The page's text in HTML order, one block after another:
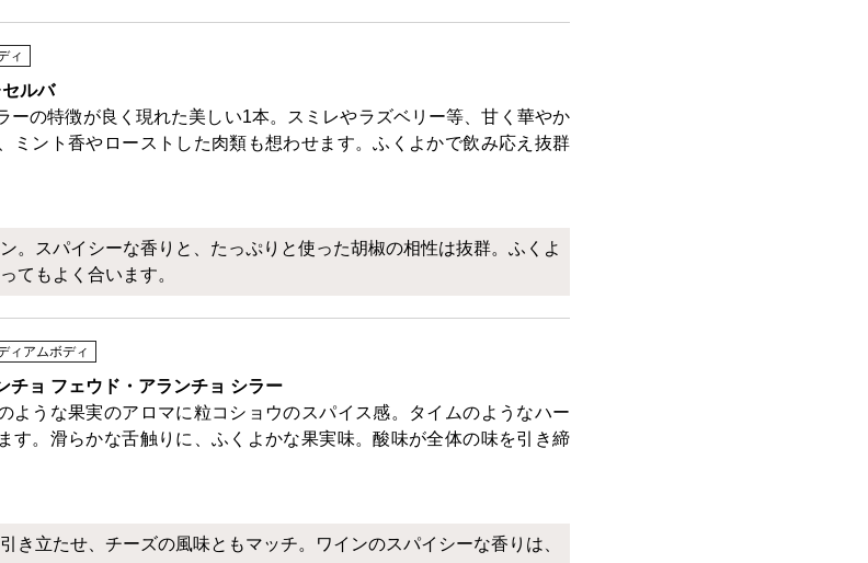
ィ
ルバ
ーの特徴が良く現れた美しい1本。スミレやラズベリー等、甘く華やか
ミント香やローストした肉類も想わせます。ふくよかで飲み応え抜群
。スパイシーな香りと、たっぷりと使った胡椒の相性は抜群。ふくよ
てもよく合います。
ィアムボディ
チョ フェウド・アランチョ シラー
ような果実のアロマに粒コショウのスパイス感。タイムのようなハー
す。滑らかな舌触りに、ふくよかな果実味。酸味が全体の味を引き締
き立たせ、チーズの風味ともマッチ。ワインのスパイシーな香りは、